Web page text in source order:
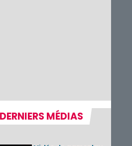
des séquences de
game...
Pokémon GO : les
2026
MÉDIAS